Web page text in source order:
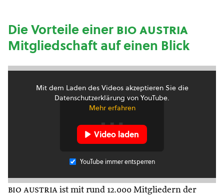
Die Vorteile einerbio austria
Mitgliedschaft auf einen Blick
Mit dem Laden des Videos akzeptieren Sie die
Datenschutzerklärung von YouTube.
Mehr erfahren
Video laden
YouTube immer entsperren
bio austria ist mit rund 12.000 Mitgliedern der